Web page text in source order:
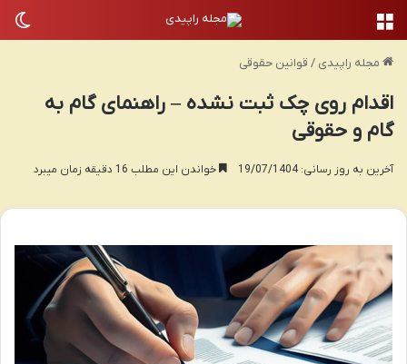
مجله راپیدی / قوانین حقوقی
اقدام روی چک ثبت نشده – راهنمای گام به
گام و حقوقی
آخرین به روز رسانی: 19/07/1404 خواندن این مطلب 16 دقیقه زمان میبرد